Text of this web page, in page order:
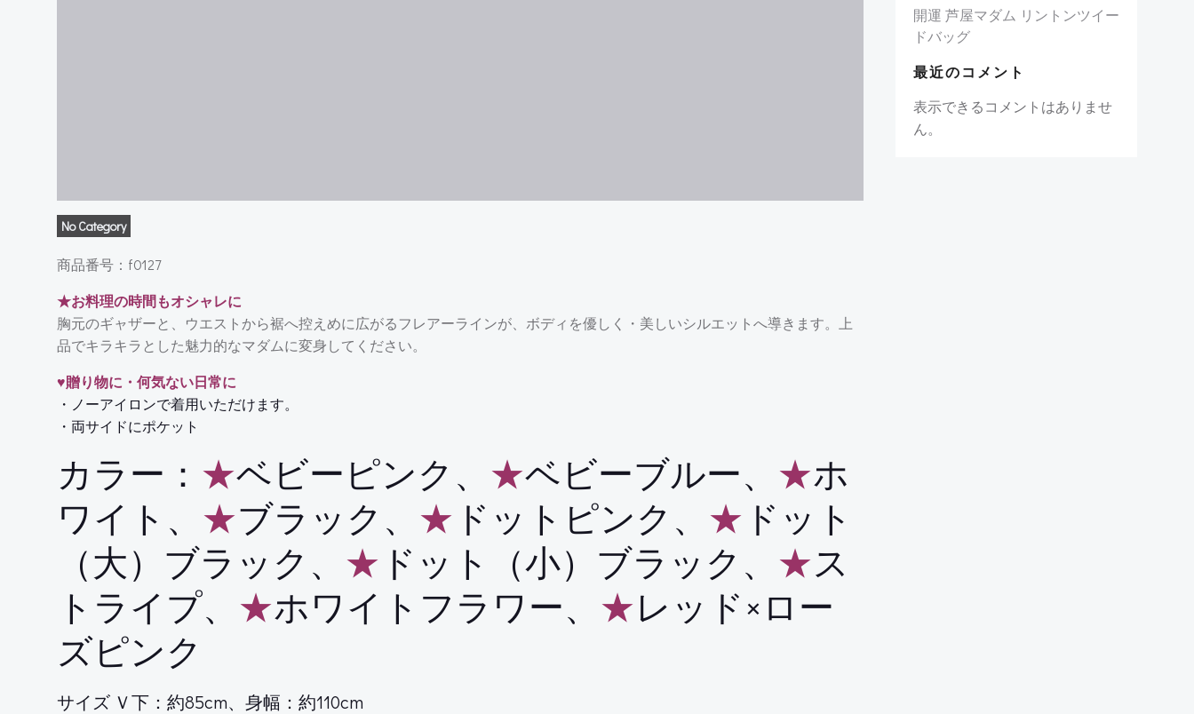
No Category
商品番号：f0127
★お料理の時間もオシャレに
胸元のギャザーと、ウエストから裾へ控えめに広がるフレアーラインが、ボディを優しく・美しいシルエットへ導きます。上
品でキラキラとした魅力的なマダムに変身してください。
♥贈り物に・何気ない日常に
・ノーアイロンで着用いただけます。
・両サイドにポケット
カラー： ★ベビーピンク、 ★ベビーブルー、 ★ホ
ワイト、 ★ブラック、 ★ ドットピンク、 ★ ドット
（大）ブラック、 ★ ドット（小）ブラック、 ★ス
トライプ、 ★ホワイトフラワー、 ★レッド×ロー
ズピンク
サイズ Ｖ下：約85cm、身幅：約110cm
開運 芦屋マダム リントンツイー
ドバッグ
最近のコメント
表示できるコメントはありませ
ん。